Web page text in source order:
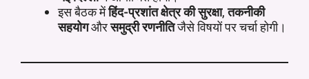
इस बैठक मेंहिंद-प्रशांत क्षेत्र की सुरक्षा,तकनीकी
सहयोगऔरसमुद्री रणनीतिजैसे विषयों पर चर्चा होगी।